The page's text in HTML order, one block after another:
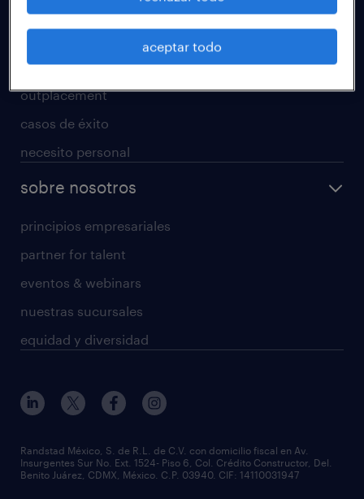
nuestros servicios
servicios especializados
outplacement
casos de éxito
necesito personal
sobre nosotros
principios empresariales
partner for talent
eventos & webinars
nuestras sucursales
equidad y diversidad
Randstad México, S. de R.L. de C.V. con domicilio fiscal en Av.
Insurgentes Sur No. Ext. 1524- Piso 6, Col. Crédito Constructor, Del.
Benito Juárez, CDMX, México. C.P. 03940. CIF: 14110031947
aceptar todo